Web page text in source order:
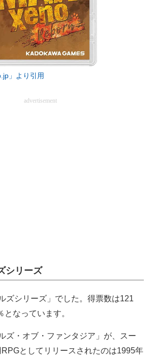
」より引用
advertisement
シリーズ
ズシリーズ」でした。得票数は121
なっています。
ズ・オブ・ファンタジア」が、スー
としてリリースされたのは1995年